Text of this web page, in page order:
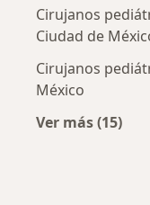
Cirujanos
Ciudad de
Cirujanos
México
Ver más (15)